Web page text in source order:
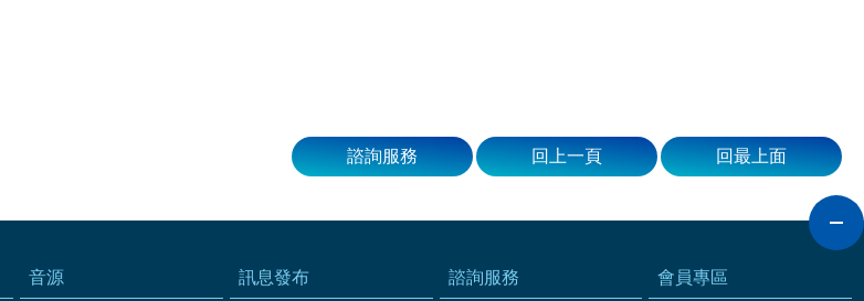
諮詢服務 回上一頁 回最上面
音源 訊息發布 諮詢服務 會員專區